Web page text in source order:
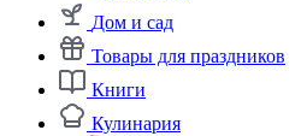
Дом и сад
Товары для праздников
Книги
Кулинария